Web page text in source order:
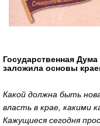
Государственная
заложила основы
Какой должна быть
власть в крае, какими
Кажущиеся сегодня